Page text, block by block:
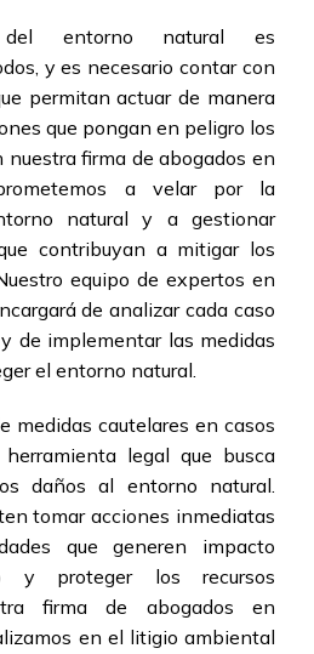
del entorno natural es
y es necesario contar con
permitan actuar de manera
que pongan en peligro los
nuestra firma de abogados en
a velar por la
natural y a gestionar
contribuyan a mitigar los
equipo de expertos en
de analizar cada caso
de implementar las medidas
el entorno natural.
medidas cautelares en casos
legal que busca
daños al entorno natural.
tomar acciones inmediatas
que generen impacto
y proteger los recursos
firma de abogados en
en el litigio ambiental